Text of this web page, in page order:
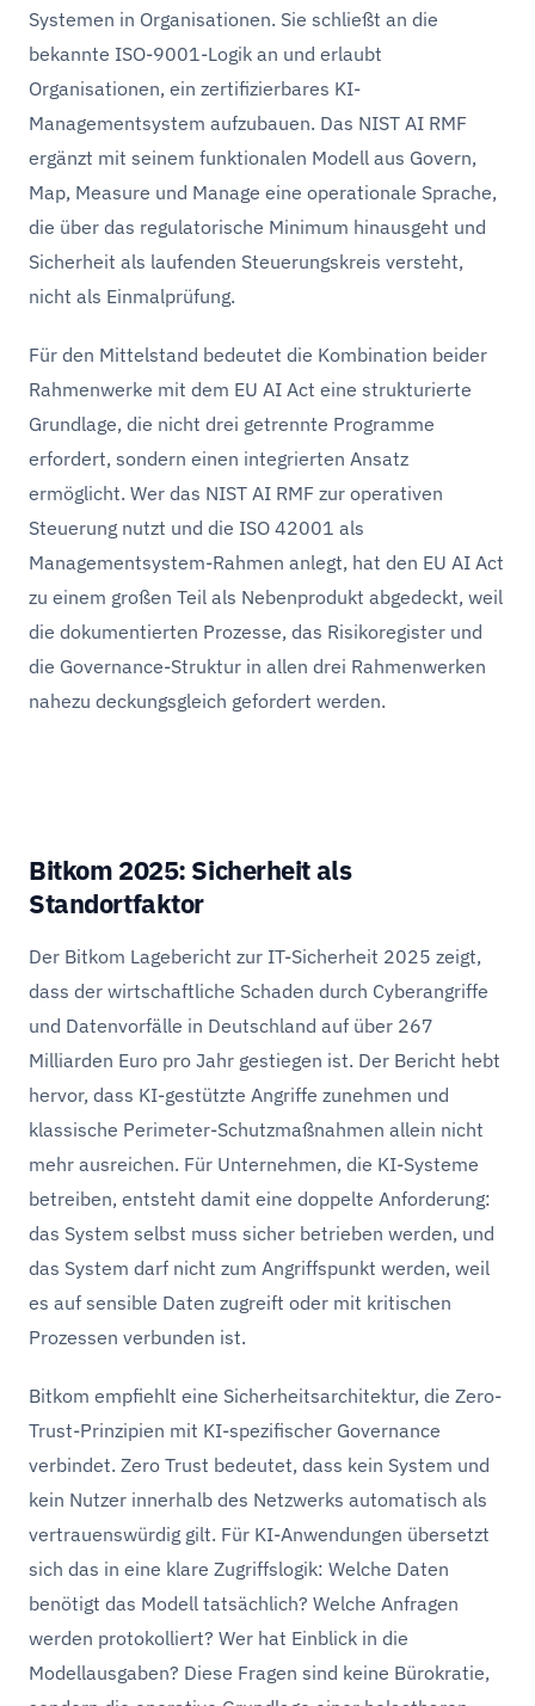
Systemen in Organisationen. Sie schließt an die
bekannte ISO-9001-Logik an und erlaubt
Organisationen, ein zertifizierbares KI-
Managementsystem aufzubauen. Das NIST AI RMF
ergänzt mit seinem funktionalen Modell aus Govern,
Map, Measure und Manage eine operationale Sprache,
die über das regulatorische Minimum hinausgeht und
Sicherheit als laufenden Steuerungskreis versteht,
nicht als Einmalprüfung.
Für den Mittelstand bedeutet die Kombination beider
Rahmenwerke mit dem EU AI Act eine strukturierte
Grundlage, die nicht drei getrennte Programme
erfordert, sondern einen integrierten Ansatz
ermöglicht. Wer das NIST AI RMF zur operativen
Steuerung nutzt und die ISO 42001 als
Managementsystem-Rahmen anlegt, hat den EU AI Act
zu einem großen Teil als Nebenprodukt abgedeckt, weil
die dokumentierten Prozesse, das Risikoregister und
die Governance-Struktur in allen drei Rahmenwerken
nahezu deckungsgleich gefordert werden.
Bitkom 2025: Sicherheit als
Standortfaktor
Der Bitkom Lagebericht zur IT-Sicherheit 2025 zeigt,
dass der wirtschaftliche Schaden durch Cyberangriffe
und Datenvorfälle in Deutschland auf über 267
Milliarden Euro pro Jahr gestiegen ist. Der Bericht hebt
hervor, dass KI-gestützte Angriffe zunehmen und
klassische Perimeter-Schutzmaßnahmen allein nicht
mehr ausreichen. Für Unternehmen, die KI-Systeme
betreiben, entsteht damit eine doppelte Anforderung:
das System selbst muss sicher betrieben werden, und
das System darf nicht zum Angriffspunkt werden, weil
es auf sensible Daten zugreift oder mit kritischen
Prozessen verbunden ist.
Bitkom empfiehlt eine Sicherheitsarchitektur, die Zero-
Trust-Prinzipien mit KI-spezifischer Governance
verbindet. Zero Trust bedeutet, dass kein System und
kein Nutzer innerhalb des Netzwerks automatisch als
vertrauenswürdig gilt. Für KI-Anwendungen übersetzt
sich das in eine klare Zugriffslogik: Welche Daten
benötigt das Modell tatsächlich? Welche Anfragen
werden protokolliert? Wer hat Einblick in die
Modellausgaben? Diese Fragen sind keine Bürokratie,